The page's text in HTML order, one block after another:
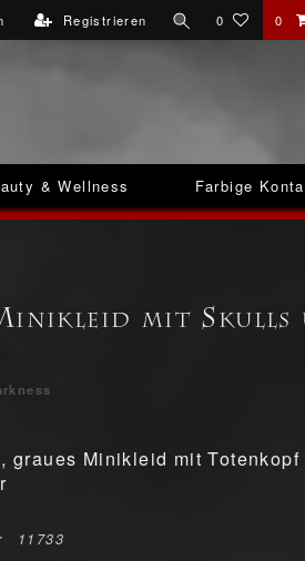
Registrieren 0 0
& Wellness Farbige
mit Skulls
graues Minikleid mit Totenkopf
11733